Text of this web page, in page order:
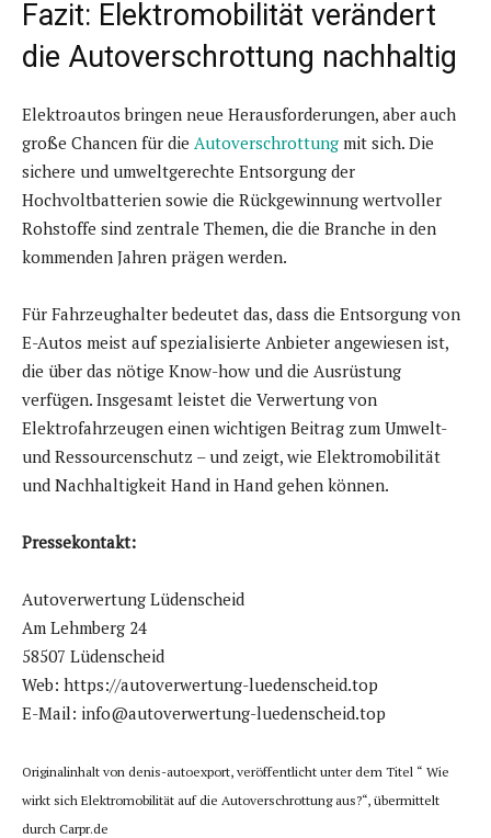
Fazit: Elektromobilität verändert
die Autoverschrottung nachhaltig
Elektroautos bringen neue Herausforderungen, aber auch
große Chancen für die Autoverschrottung mit sich. Die
sichere und umweltgerechte Entsorgung der
Hochvoltbatterien sowie die Rückgewinnung wertvoller
Rohstoffe sind zentrale Themen, die die Branche in den
kommenden Jahren prägen werden.
Für Fahrzeughalter bedeutet das, dass die Entsorgung von
E-Autos meist auf spezialisierte Anbieter angewiesen ist,
die über das nötige Know-how und die Ausrüstung
verfügen. Insgesamt leistet die Verwertung von
Elektrofahrzeugen einen wichtigen Beitrag zum Umwelt-
und Ressourcenschutz – und zeigt, wie Elektromobilität
und Nachhaltigkeit Hand in Hand gehen können.
Pressekontakt:
Autoverwertung Lüdenscheid
Am Lehmberg 24
58507 Lüdenscheid
Web: https://autoverwertung-luedenscheid.top
E-Mail: info@autoverwertung-luedenscheid.top
Originalinhalt von denis-autoexport, veröffentlicht unter dem Titel “ Wie
wirkt sich Elektromobilität auf die Autoverschrottung aus?“, übermittelt
durch Carpr.de